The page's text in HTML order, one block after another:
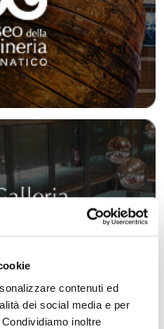
contenuti ed
dei social media e per
inoltre